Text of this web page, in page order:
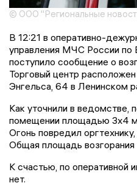
© ООО "Региональные
В 12:21 в оперативно-
управления МЧС России по
поступило сообщение о
Торговый центр
Энгельса, 64 в Ленинском
Как уточнили в ведомстве,
помещении площадью 3х4
Огонь повредил
Общая площадь возгорания
К счастью, по оперативной
нет.